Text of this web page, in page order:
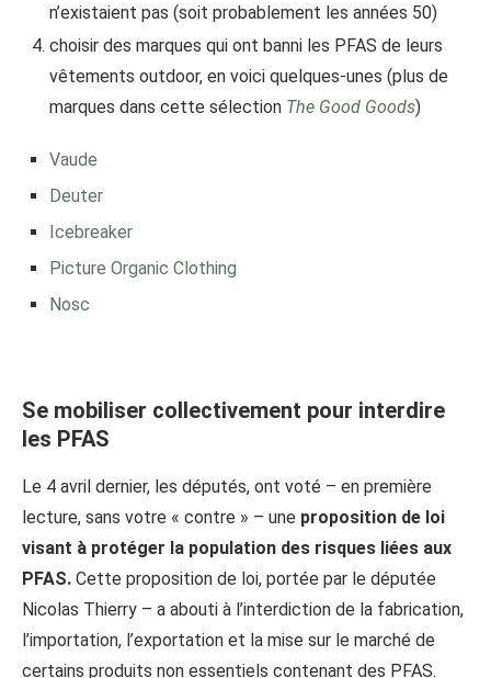
n’existaient pas (soit probablement les années 50)
choisir des marques qui ont banni les PFAS de leurs
vêtements outdoor, en voici quelques-unes (plus de
marques dans cette sélection The Good Goods)
Vaude
Deuter
Icebreaker
Picture Organic Clothing
Nosc
Se mobiliser collectivement pour interdire
les PFAS
Le 4 avril dernier, les députés, ont voté – en première
lecture, sans votre « contre » – une proposition de loi
visant à protéger la population des risques liées aux
PFAS. Cette proposition de loi, portée par le députée
Nicolas Thierry – a abouti à l’interdiction de la fabrication,
l’importation, l’exportation et la mise sur le marché de
certains produits non essentiels contenant des PFAS.